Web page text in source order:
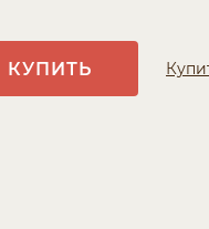
КУПИТЬ